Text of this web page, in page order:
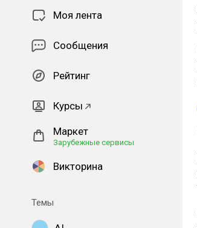
Моя лента
Сообщения
Рейтинг
Курсы
Маркет
Зарубежные сервисы
Викторина
Темы